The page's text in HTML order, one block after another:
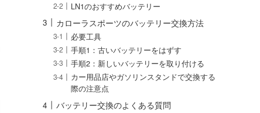
LN1のおすすめバッテリー
カローラスポーツのバッテリー交換方法
必要工具
手順1：古いバッテリーをはずす
手順2：新しいバッテリーを取り付ける
カー用品店やガソリンスタンドで交換する
際の注意点
バッテリー交換のよくある質問